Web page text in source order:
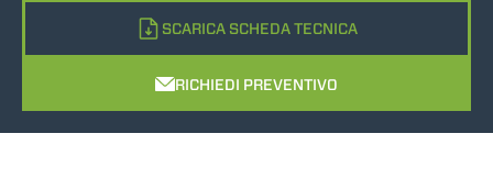
SCARICA SCHEDA TECNICA
RICHIEDI PREVENTIVO